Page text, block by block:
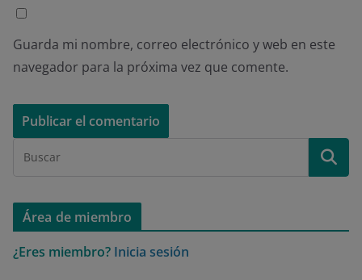
Guarda mi nombre, correo electrónico y web en este
navegador para la próxima vez que comente.
Área de miembro
¿Eres miembro? Inicia sesión